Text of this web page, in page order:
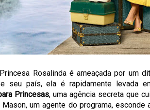
Rosalinda é ameaçada por um
seu país, ela é rapidamente levada
Princesas, uma agência secreta que
Mason, um agente do programa,